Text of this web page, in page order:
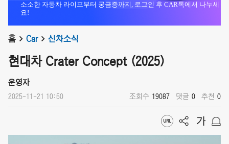
소소한 자동차 라이프부터 궁금증까지, 로그인 후 CAR톡에서 나누세
요!
홈 Car 신차소식
현대차 Crater Concept (2025)
운영자
2025-11-21 10:50 조회수 19087 댓글 0 추천 0